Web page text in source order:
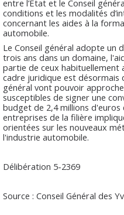
entre l’Etat et le Conseil
conditions et les modalités
concernant les aides à la
automobile.
Le Conseil général adopte un
trois ans dans un domaine,
partie de ceux habituellement
cadre juridique est désormais
général vont pouvoir
susceptibles de signer une
budget de 2,4 millions
entreprises de la filière
orientées sur les nouveaux
l'industrie automobile.
Délibération 5-2369
Source : Conseil Général des